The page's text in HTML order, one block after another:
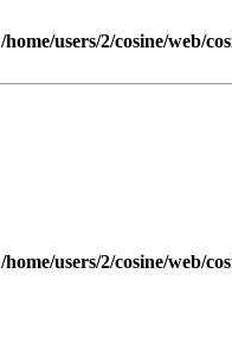
/home/users/2/cosine/web/
/home/users/2/cosine/web/